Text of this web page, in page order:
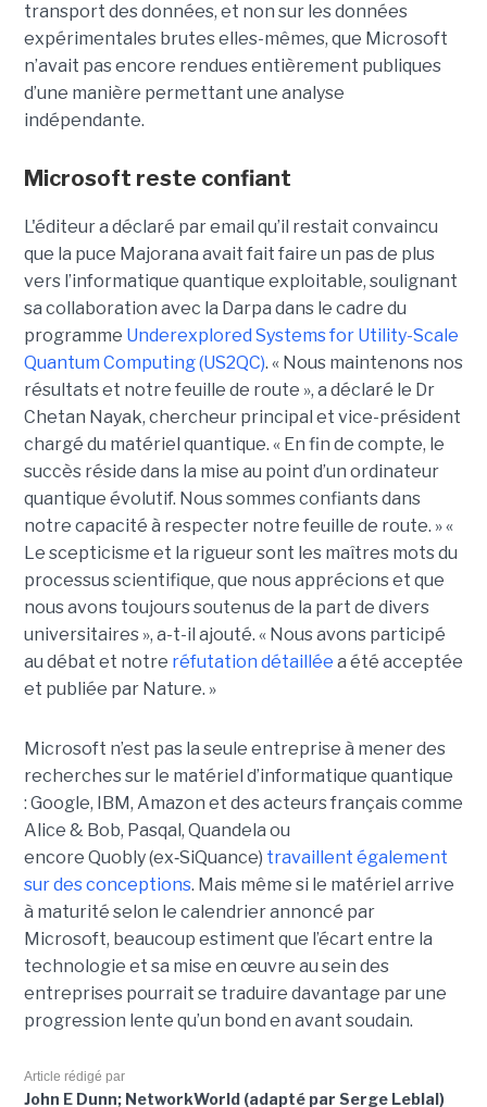
transport des données, et non sur les données
expérimentales brutes elles-mêmes, que Microsoft
n’avait pas encore rendues entièrement publiques
d’une manière permettant une analyse
indépendante.
Microsoft reste confiant
L'éditeur a déclaré par email qu’il restait convaincu
que la puce Majorana avait fait faire un pas de plus
vers l’informatique quantique exploitable, soulignant
sa collaboration avec la Darpa dans le cadre du
programme Underexplored Systems for Utility-Scale
Quantum Computing (US2QC). « Nous maintenons nos
résultats et notre feuille de route », a déclaré le Dr
Chetan Nayak, chercheur principal et vice-président
chargé du matériel quantique. « En fin de compte, le
succès réside dans la mise au point d’un ordinateur
quantique évolutif. Nous sommes confiants dans
notre capacité à respecter notre feuille de route. »«
Le scepticisme et la rigueur sont les maîtres mots du
processus scientifique, que nous apprécions et que
nous avons toujours soutenus de la part de divers
universitaires », a-t-il ajouté. « Nous avons participé
au débat et notre réfutation détaillée a été acceptée
et publiée par Nature. »
Microsoft n’est pas la seule entreprise à mener des
recherches sur le matériel d’informatique quantique
: Google, IBM, Amazon et des acteurs français comme
Alice & Bob, Pasqal, Quandela ou
encore Quobly (ex‑SiQuance) travaillent également
sur des conceptions. Mais même si le matériel arrive
à maturité selon le calendrier annoncé par
Microsoft, beaucoup estiment que l’écart entre la
technologie et sa mise en œuvre au sein des
entreprises pourrait se traduire davantage parune
progression lente qu’un bond en avant soudain.
Article rédigé par
John E Dunn; NetworkWorld (adapté par Serge Leblal)